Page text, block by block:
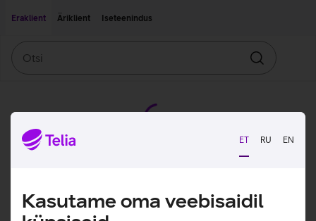
ET RU EN
Kasutame oma veebisaidil
Eraklient
Äriklient Iseteenindus
Otsin